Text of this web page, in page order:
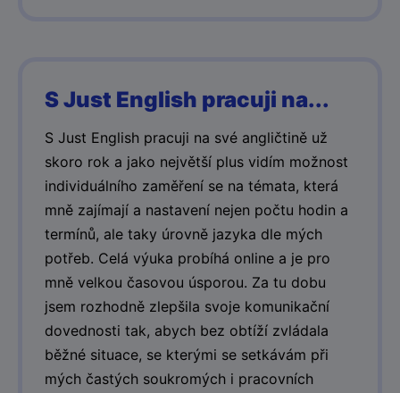
S Just English pracuji na...
S Just English pracuji na své angličtině už
skoro rok a jako největší plus vidím možnost
individuálního zaměření se na témata, která
mně zajímají a nastavení nejen počtu hodin a
termínů, ale taky úrovně jazyka dle mých
potřeb. Celá výuka probíhá online a je pro
mně velkou časovou úsporou. Za tu dobu
jsem rozhodně zlepšila svoje komunikační
dovednosti tak, abych bez obtíží zvládala
běžné situace, se kterými se setkávám při
mých častých soukromých i pracovních